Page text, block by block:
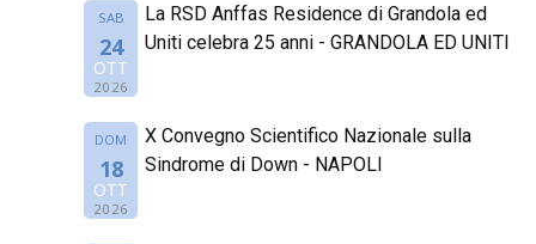
SAB
24
OTT
2026
La RSD Anffas Residence di Grandola ed
Uniti celebra 25 anni - GRANDOLA ED UNITI
DOM
18
OTT
2026
X Convegno Scientifico Nazionale sulla
Sindrome di Down - NAPOLI